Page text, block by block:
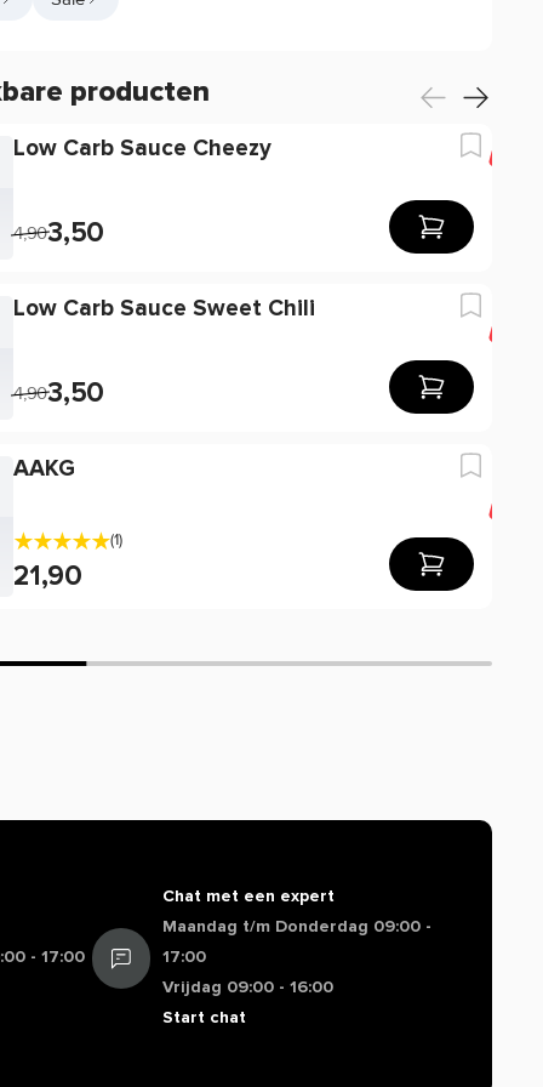
producten
Low Carb Sauce Cheezy
4,903,50
Low Carb Sauce Sweet Chili
4,903,50
AAKG
(1)
21,90
- 17:00
Chat met een expert
Maandag t/m Donderdag 09:00 -
17:00
Vrijdag 09:00 - 16:00
Start chat